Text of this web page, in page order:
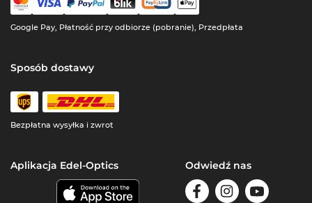
Google Pay, Płatność przy odbiorze (pobranie), Przedpłata
Sposób dostawy
Bezpłatna wysyłka i zwrot
Aplikacja Edel-Optics Odwiedź nas